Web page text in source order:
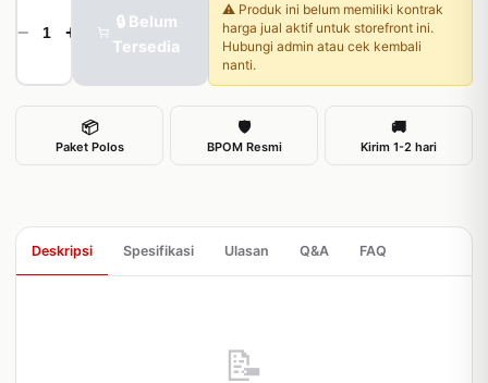
− +
🔒 Belum
Tersedia
⚠️ Produk ini belum memiliki kontrak
harga jual aktif untuk storefront ini.
Hubungi admin atau cek kembali
nanti.
📦
Paket Polos
🛡
BPOM Resmi
🚚
Kirim 1-2 hari
Deskripsi Spesifikasi Ulasan Q&A FAQ
📝